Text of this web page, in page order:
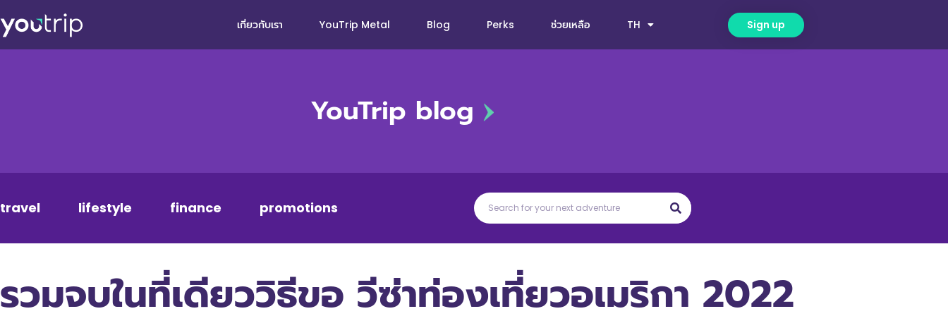
เกี่ยวกับเรา YouTrip Metal Blog Perks ช่วยเหลือ TH Sign up
YouTrip blog
travel lifestyle finance promotions
รวมจบในที่เดียววิธีขอ วีซ่าท่องเที่ยวอเมริกา 2022